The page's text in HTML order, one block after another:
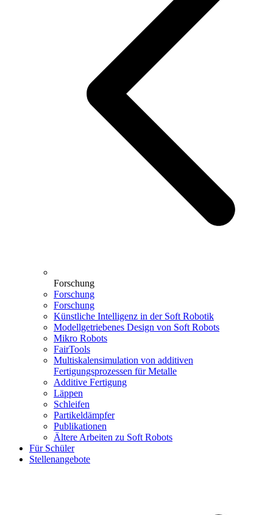
Forschung
Forschung
Forschung
Künstliche Intelligenz in der Soft Robotik
Modellgetriebenes Design von Soft Robots
Mikro Robots
FairTools
Multiskalensimulation von additiven
Fertigungsprozessen für Metalle
Additive Fertigung
Läppen
Schleifen
Partikeldämpfer
Publikationen
Ältere Arbeiten zu Soft Robots
Für Schüler
Stellenangebote